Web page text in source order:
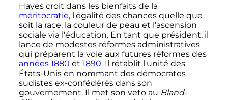
Hayes croit dans les bienfaits de la
méritocratie, l'égalité des chances quelle que
soit la race, la couleur de peau et l'ascension
sociale via l'éducation. En tant que président, il
lance de modestes réformes administratives
qui préparent la voie aux futures réformes des
années 1880 et 1890. Il rétablit l'unité des
États-Unis en nommant des démocrates
sudistes ex-confédérés dans son
gouvernement. Il met son veto au Bland-